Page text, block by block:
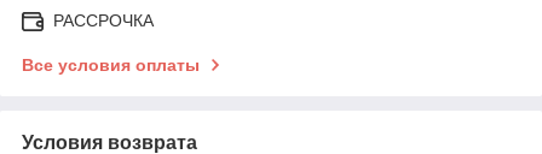
РАССРОЧКА
Все условия оплаты
Условия возврата